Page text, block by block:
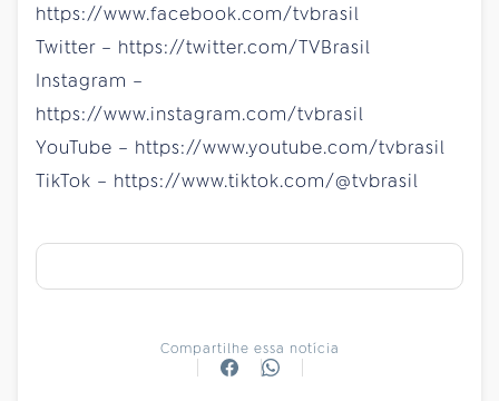
https://www.facebook.com/tvbrasil
Twitter – https://twitter.com/TVBrasil
Instagram –
https://www.instagram.com/tvbrasil
YouTube – https://www.youtube.com/tvbrasil
TikTok – https://www.tiktok.com/@tvbrasil
Compartilhe essa notícia